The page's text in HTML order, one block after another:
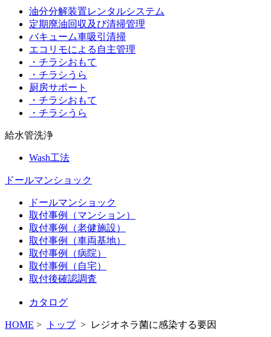
油分分解装置レンタルシステム
定期廃油回収及び清掃管理
バキューム車吸引清掃
エコリモによる自主管理
・チラシおもて
・チラシうら
厨房サポート
・チラシおもて
・チラシうら
給水管洗浄
Wash工法
ドールマンショック
ドールマンショック
取付事例（マンション）
取付事例（老健施設）
取付事例（車両基地）
取付事例（病院）
取付事例（自宅）
取付後確認調査
カタログ
HOME > トップ> レジオネラ菌に感染する要因